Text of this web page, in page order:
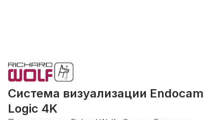
Система визуализации Endocam
Logic 4K